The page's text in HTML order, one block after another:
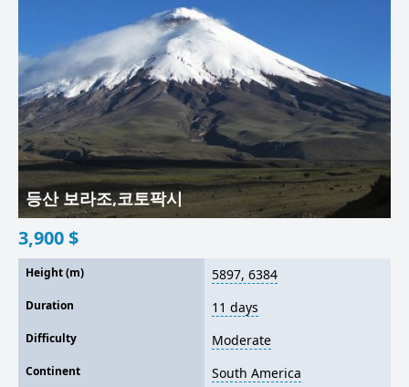
등산 보라조,코토팍시
3,900$
Height (m) 5897, 6384
Duration 11 days
Difficulty Moderate
Continent South America